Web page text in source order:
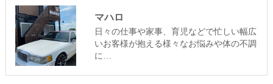
マハロ
日々の仕事や家事、育児などで忙しい幅広
いお客様が抱える様々なお悩みや体の不調
に…